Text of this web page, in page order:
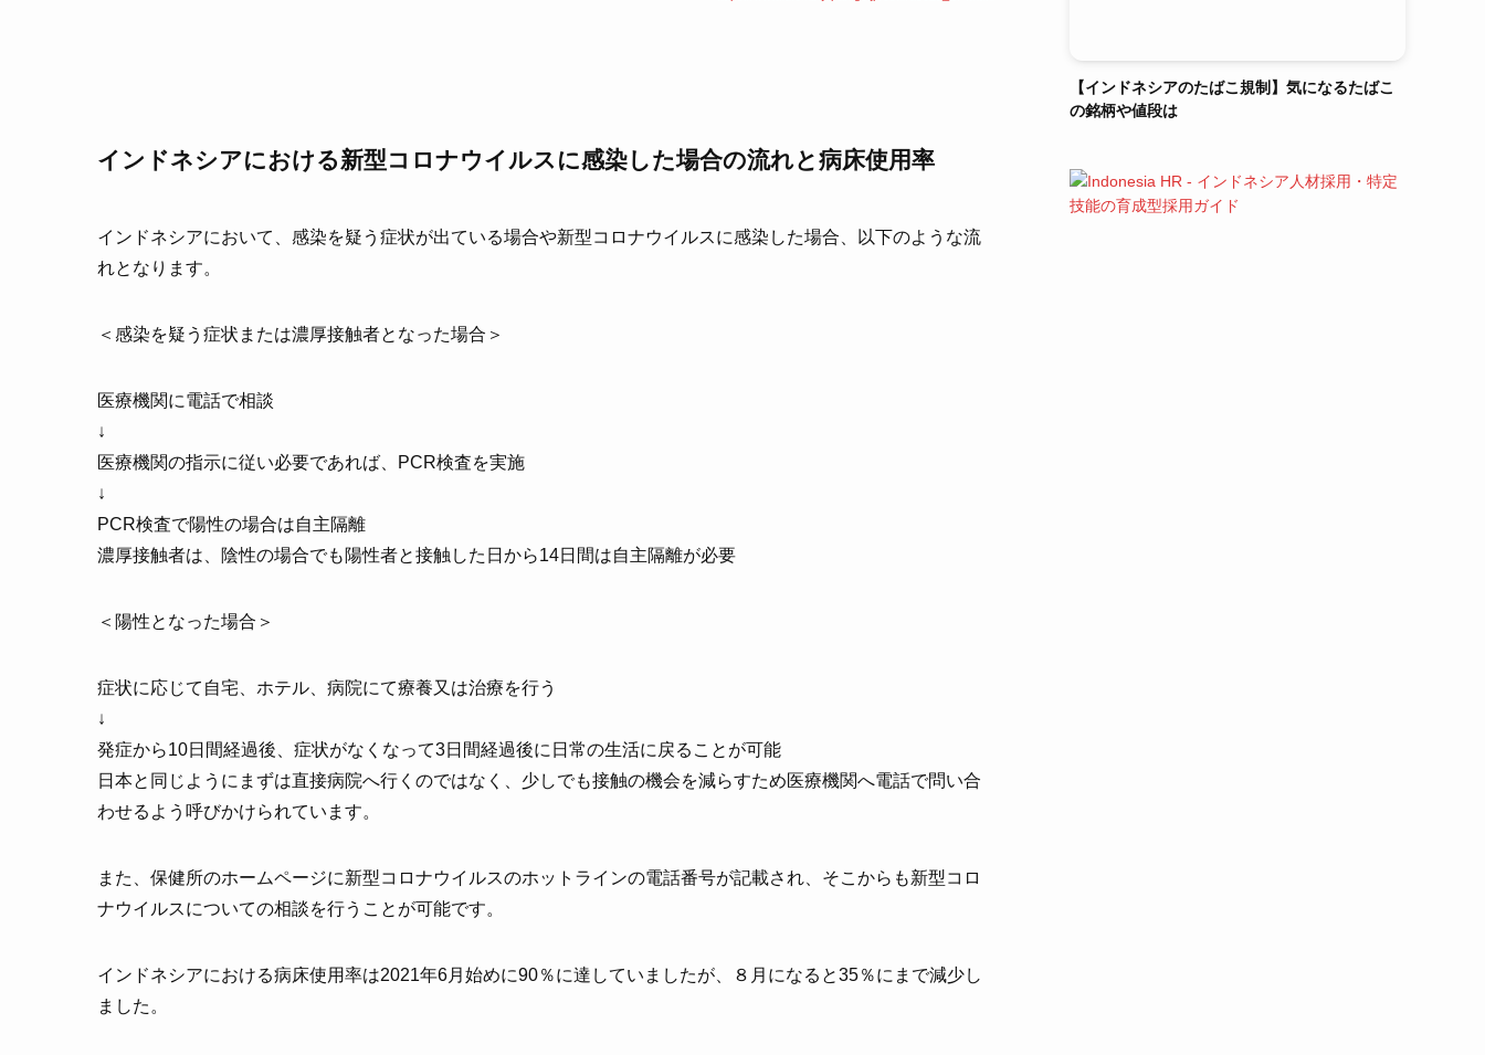
インドネシアにおける新型コロナウイルスに感染した場合の流れと病床使用率
インドネシアにおいて、感染を疑う症状が出ている場合や新型コロナウイルスに感染した場合、以下のような流
れとなります。
＜感染を疑う症状または濃厚接触者となった場合＞
医療機関に電話で相談
↓
医療機関の指示に従い必要であれば、PCR検査を実施
↓
PCR検査で陽性の場合は自主隔離
濃厚接触者は、陰性の場合でも陽性者と接触した日から14日間は自主隔離が必要
＜陽性となった場合＞
症状に応じて自宅、ホテル、病院にて療養又は治療を行う
↓
発症から10日間経過後、症状がなくなって3日間経過後に日常の生活に戻ることが可能
日本と同じようにまずは直接病院へ行くのではなく、少しでも接触の機会を減らすため医療機関へ電話で問い合
わせるよう呼びかけられています。
また、保健所のホームページに新型コロナウイルスのホットラインの電話番号が記載され、そこからも新型コロ
ナウイルスについての相談を行うことが可能です。
インドネシアにおける病床使用率は2021年6月始めに90％に達していましたが、８月になると35％にまで減少し
ました。
【インドネシアのたばこ規制】気になるたばこ
の銘柄や値段は